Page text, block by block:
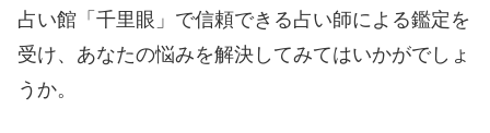
占い館「千里眼」で信頼できる占い師による鑑定を
受け、あなたの悩みを解決してみてはいかがでしょ
うか。